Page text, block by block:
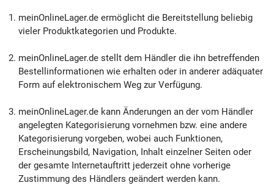
meinOnlineLager.de ermöglicht die Bereitstellung beliebig
vieler Produktkategorien und Produkte.
meinOnlineLager.de stellt dem Händler die ihn betreffenden
Bestellinformationen wie erhalten oder in anderer adäquater
Form auf elektronischem Weg zur Verfügung.
meinOnlineLager.de kann Änderungen an der vom Händler
angelegten Kategorisierung vornehmen bzw. eine andere
Kategorisierung vorgeben, wobei auch Funktionen,
Erscheinungsbild, Navigation, Inhalt einzelner Seiten oder
der gesamte Internetauftritt jederzeit ohne vorherige
Zustimmung des Händlers geändert werden kann.